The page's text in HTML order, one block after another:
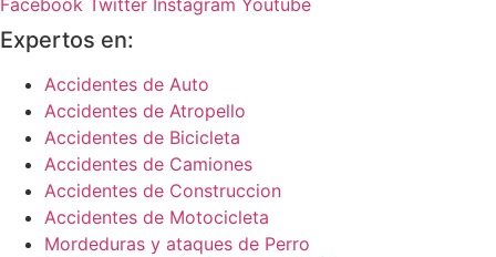
Expertos en:
Accidentes de Auto
Accidentes de Atropello
Accidentes de Bicicleta
Accidentes de Camiones
Accidentes de Construccion
Accidentes de Motocicleta
Mordeduras y ataques de Perro